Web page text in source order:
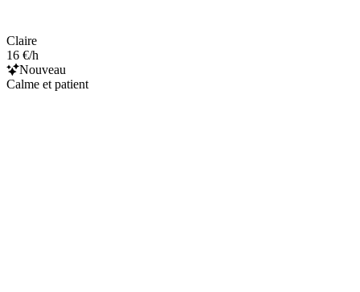
Claire
16 €/h
Nouveau
Calme et patient